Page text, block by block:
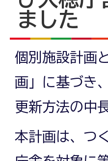
ました
個別施設計画
画」に基づき
更新方法の中
本計画は、つ